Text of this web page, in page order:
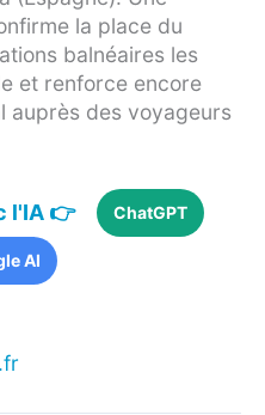
la place du
balnéaires les
et renforce encore
auprès des voyageurs
l'IA 👉 ChatGPT
AI